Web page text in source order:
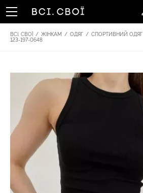
ВСІ. СВОЇ / ЖІНКАМ / ОДЯГ / СПОРТИВНИЙ ОДЯГ
123-197-0648